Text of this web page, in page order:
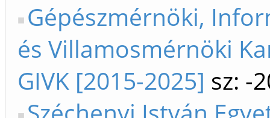
Gépészmérnöki,
és Villamosmérnöki
GIVK [2015-2025] sz: -